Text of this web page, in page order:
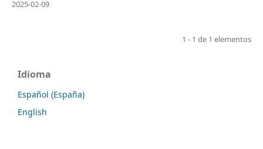
2025-02-09
1 - 1 de 1 elementos
Idioma
Español (España)
English